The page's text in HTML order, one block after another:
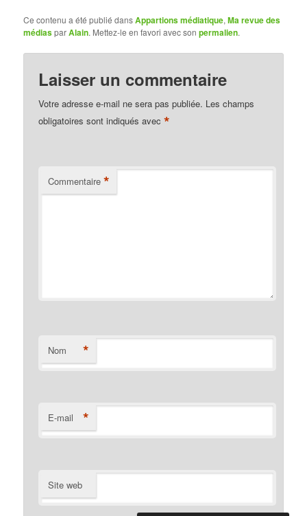
Ce contenu a été publié dansAppartions médiatique,Ma revue des
médiasparAlain. Mettez-le en favori avec sonpermalien.
Laisser un commentaire
Votre adresse e-mail ne sera pas publiée. Les champs
obligatoires sont indiqués avec*
Commentaire *
Nom *
E-mail *
Site web